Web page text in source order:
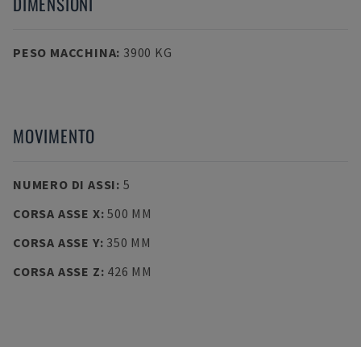
PESO MACCHINA: 3900 KG
MOVIMENTO
NUMERO DI ASSI: 5
CORSA ASSE X:500 MM
CORSA ASSE Y: 350 MM
CORSA ASSE Z: 426 MM